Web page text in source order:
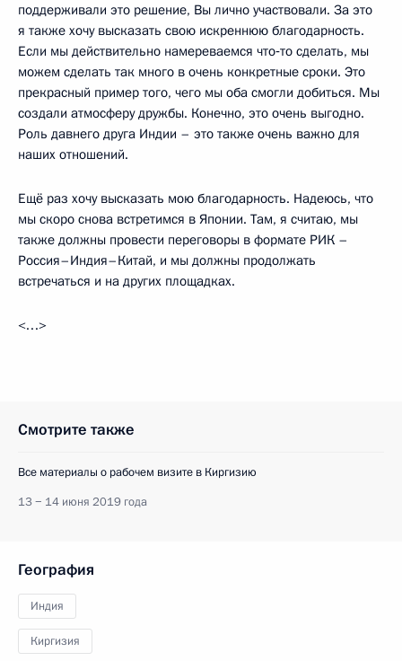
поддерживали это решение, Вы лично участвовали. За это
я также хочу высказать свою искреннюю благодарность.
Если мы действительно намереваемся что‑то сделать, мы
можем сделать так много в очень конкретные сроки. Это
прекрасный пример того, чего мы оба смогли добиться. Мы
создали атмосферу дружбы. Конечно, это очень выгодно.
Роль давнего друга Индии – это также очень важно для
наших отношений.
Ещё раз хочу высказать мою благодарность. Надеюсь, что
мы скоро снова встретимся в Японии. Там, я считаю, мы
также должны провести переговоры в формате РИК –
Россия–Индия–Китай, и мы должны продолжать
встречаться и на других площадках.
<…>
Смотрите также
Все материалы о рабочем визите в Киргизию
13 − 14 июня 2019 года
География
Индия
Киргизия